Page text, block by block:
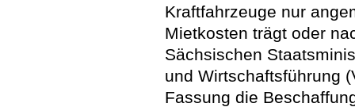
Kraftfahrzeuge nur
Mietkosten trägt oder
Sächsischen
und Wirtschaftsführung
Fassung die